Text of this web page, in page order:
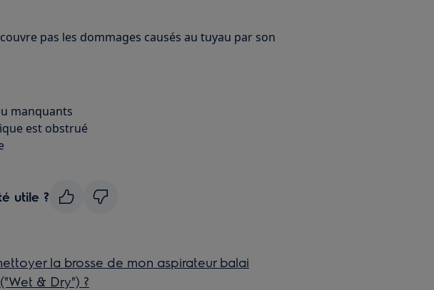
pas les dommages causés au tuyau par son
manquants
est obstrué
utile ?
la brosse de mon aspirateur balai
& Dry") ?